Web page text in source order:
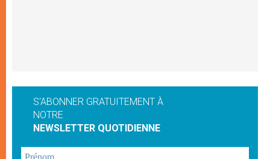
S'ABONNER GRATUITEMENT À
NOTRE
NEWSLETTER QUOTIDIENNE